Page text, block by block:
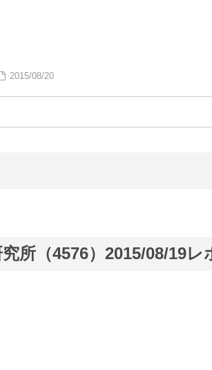
2015/08/20
所（4576）2015/08/19レ